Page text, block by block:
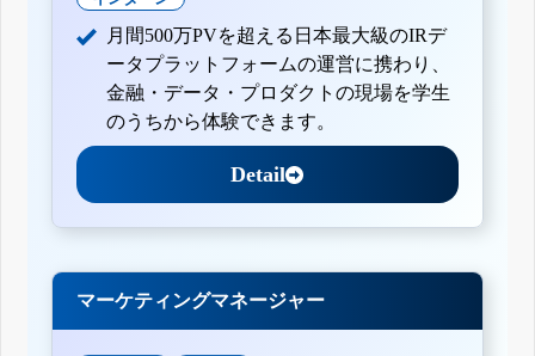
月間500万PVを超える日本最大級のIRデ
ータプラットフォームの運営に携わり、
金融・データ・プロダクトの現場を学生
のうちから体験できます。
Detail
マーケティングマネージャー